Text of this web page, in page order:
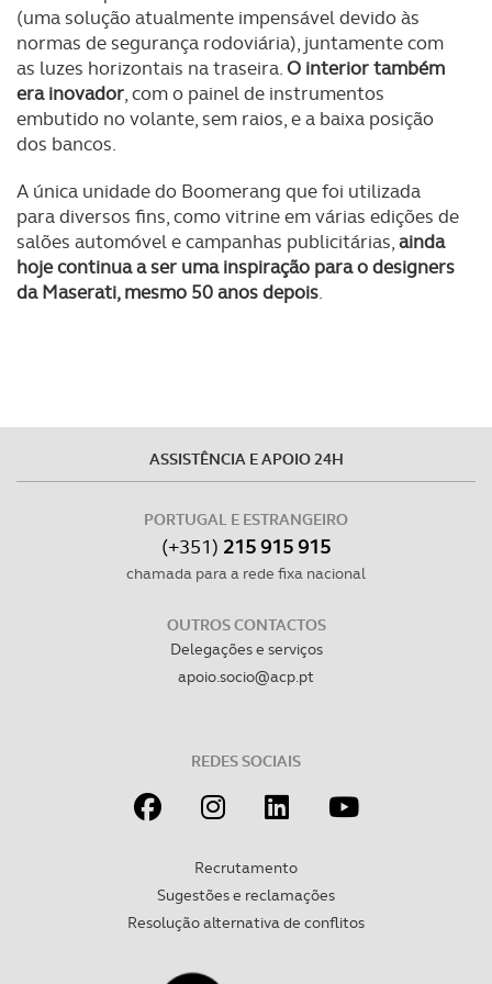
(uma solução atualmente impensável devido às
normas de segurança rodoviária), juntamente com
as luzes horizontais na traseira.O interior também
era inovador, com o painel de instrumentos
embutido no volante, sem raios, e a baixa posição
dos bancos.
A única unidade do Boomerang que foi utilizada
para diversos fins, como vitrine em várias edições de
salões automóvel e campanhas publicitárias,ainda
hoje continua a ser uma inspiração para o designers
da Maserati, mesmo 50 anos depois.
ASSISTÊNCIA E APOIO 24H
PORTUGAL E ESTRANGEIRO
(+351) 215 915 915
chamada para a rede fixa nacional
OUTROS CONTACTOS
Delegações e serviços
apoio.socio@acp.pt
REDES SOCIAIS
Recrutamento
Sugestões e reclamações
Resolução alternativa de conflitos